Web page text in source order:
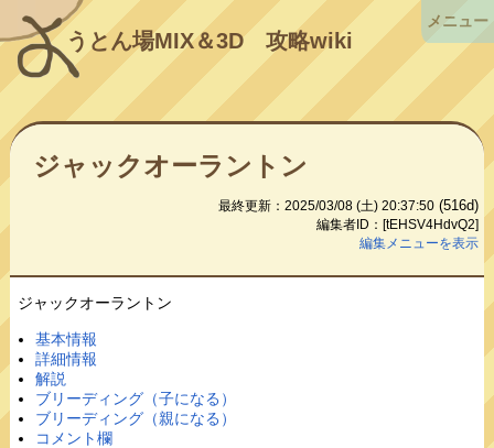
うとん場MIX＆3D攻略wiki
ジャックオーラントン
最終更新：2025/03/08 (土) 20:37:50 (516d)
編集者ID：[tEHSV4HdvQ2]
編集メニューを表示
ジャックオーラントン
基本情報
詳細情報
解説
ブリーディング（子になる）
ブリーディング（親になる）
コメント欄
メニュー